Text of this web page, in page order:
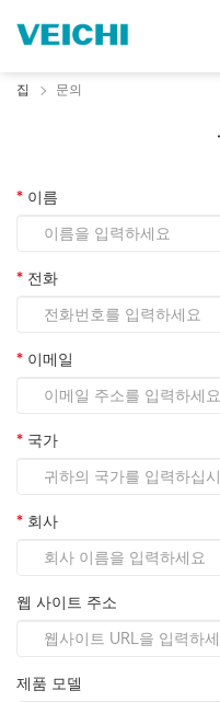
집 문의
이름
전화
이메일
국가
회사
웹 사이트 주소
제품 모델